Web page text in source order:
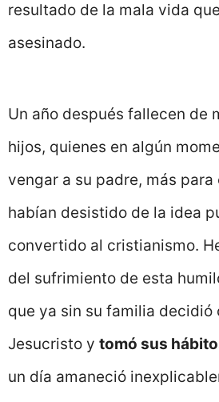
resultado de la mala vida
asesinado.
Un año después fallecen de
hijos, quienes en algún
vengar a su padre, más para
habían desistido de la idea
convertido al cristianismo.
del sufrimiento de esta
que ya sin su familia decidió
Jesucristo y tomó sus
un día amaneció